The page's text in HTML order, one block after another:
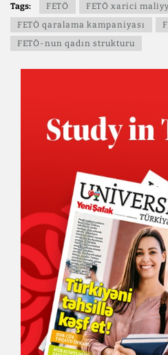
Tags: FETÖ
FETÖ xarici
FETÖ qaralama kampaniyası
FETÖ-nun qadın strukturu